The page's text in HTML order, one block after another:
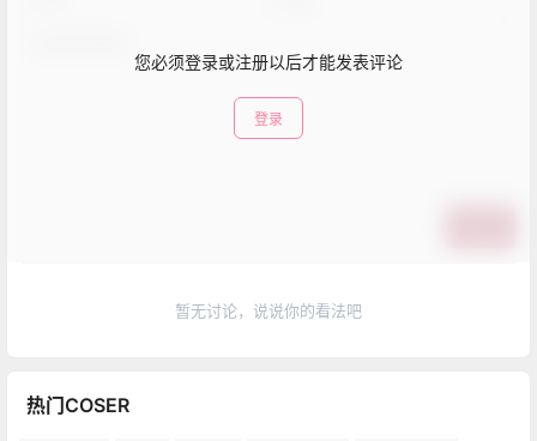
您必须登录或注册以后才能发表评论
登录
暂无讨论，说说你的看法吧
热门COSER